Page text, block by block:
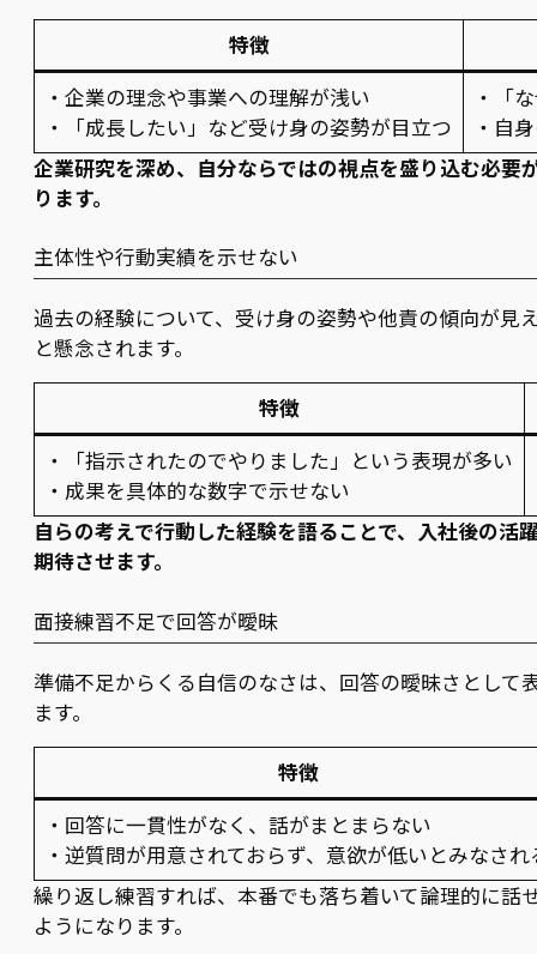
特徴
・企業の理念や事業への理解が浅い
・「成長したい」など受け身の姿勢が目立つ
・「
・自
企業研究を深め、自分ならではの視点を盛り込む必要
ります。
主体性や行動実績を示せない
過去の経験について、受け身の姿勢や他責の傾向が見
と懸念されます。
特徴
・「指示されたのでやりました」という表現が多い
・成果を具体的な数字で示せない
自らの考えで行動した経験を語ることで、入社後の活
期待させます。
面接練習不足で回答が曖昧
準備不足からくる自信のなさは、回答の曖昧さとして
ます。
特徴
・回答に一貫性がなく、話がまとまらない
・逆質問が用意されておらず、意欲が低いとみなされ
繰り返し練習すれば、本番でも落ち着いて論理的に話
ようになります。